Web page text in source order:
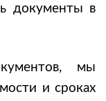
документы в
мы
и сроках